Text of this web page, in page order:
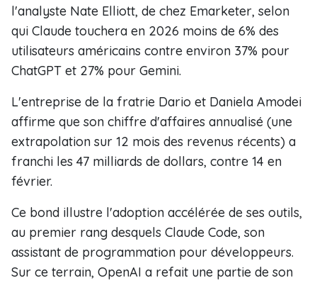
l'analyste Nate Elliott, de chez Emarketer, selon
qui Claude touchera en 2026 moins de 6% des
utilisateurs américains contre environ 37% pour
ChatGPT et 27% pour Gemini.
L'entreprise de la fratrie Dario et Daniela Amodei
affirme que son chiffre d'affaires annualisé (une
extrapolation sur 12 mois des revenus récents) a
franchi les 47 milliards de dollars, contre 14 en
février.
Ce bond illustre l'adoption accélérée de ses outils,
au premier rang desquels Claude Code, son
assistant de programmation pour développeurs.
Sur ce terrain, OpenAI a refait une partie de son